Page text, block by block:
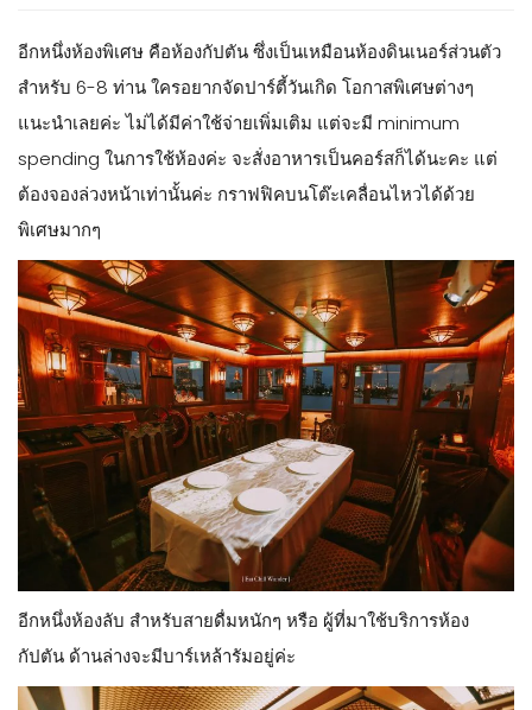
อีกหนึ่งห้องพิเศษ คือห้องกัปตัน ซึ่งเป็นเหมือนห้องดินเนอร์ส่วนตัว
สำหรับ 6-8 ท่าน ใครอยากจัดปาร์ตี้วันเกิด โอกาสพิเศษต่างๆ
แนะนำเลยค่ะ ไม่ได้มีค่าใช้จ่ายเพิ่มเติม แต่จะมี minimum
spending ในการใช้ห้องค่ะ จะสั่งอาหารเป็นคอร์สก็ได้นะคะ แต่
ต้องจองล่วงหน้าเท่านั้นค่ะ กราฟฟิคบนโต๊ะเคลื่อนไหวได้ด้วย
พิเศษมากๆ
อีกหนึ่งห้องลับ สำหรับสายดื่มหนักๆ หรือ ผู้ที่มาใช้บริการห้อง
กัปตัน ด้านล่างจะมีบาร์เหล้ารัมอยู่ค่ะ